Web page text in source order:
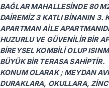
BAĞLAR MAHALLESİNDE 80
DAİREMİZ 3 KATLI BİNANIN 3.
APARTMAN AİLE
HUZURLU VE GÜVENİLİR BİR
BİREYSEL KOMBİLİ OLUP
BÜYÜK BİR TERASA SAHİPTİR.
KONUM OLARAK ; MEYDAN
DURAKLARA, OKULLARA,